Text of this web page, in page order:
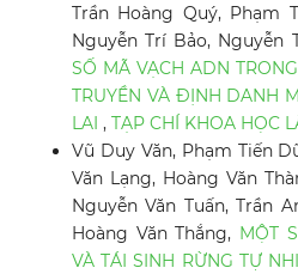
Trần Hoàng Quý, Phạm
Nguyễn Trí Bảo, Nguyễn
SỐ MÃ VẠCH ADN
TRUYỀN VÀ ĐỊNH DANH
LAI , TẠP CHÍ KHOA HỌC
Vũ Duy Văn, Phạm Tiến
Văn Lạng, Hoàng Văn
Nguyễn Văn Tuấn, Trần
Hoàng Văn Thắng, MỘT
VÀ TÁI SINH RỪNG TỰ